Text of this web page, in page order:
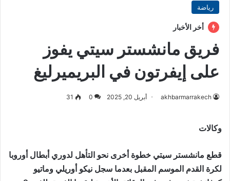
رياضة
أخر الأخبار
فريق مانشستر سيتي يفوز
على إيفرتون في البريميرليغ
akhbarmarrakech أبريل 20, 2025 0
31
وكالات
قطع مانشستر سيتي خطوة أخرى نحو التأهل لدوري أبطال أوروبا
لكرة القدم الموسم المقبل بعدما سجل نيكو أوريلي وماتيو